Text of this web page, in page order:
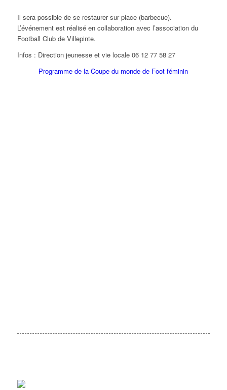
Il sera possible de se restaurer sur place (barbecue).
L’événement est réalisé en collaboration avec l’association du
Football Club de Villepinte.
Infos : Direction jeunesse et vie locale 06 12 77 58 27
Programme de la Coupe du monde de Foot féminin